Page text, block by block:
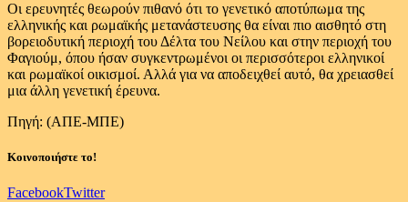
Οι ερευνητές θεωρούν πιθανό ότι το γενετικό αποτύπωμα της
ελληνικής και ρωμαϊκής μετανάστευσης θα είναι πιο αισθητό στη
βορειοδυτική περιοχή του Δέλτα του Νείλου και στην περιοχή του
Φαγιούμ, όπου ήσαν συγκεντρωμένοι οι περισσότεροι ελληνικοί
και ρωμαϊκοί οικισμοί. Αλλά για να αποδειχθεί αυτό, θα χρειασθεί
μια άλλη γενετική έρευνα.
Πηγή: (ΑΠΕ-ΜΠΕ)
Κοινοποιήστε το!
FacebookTwitter